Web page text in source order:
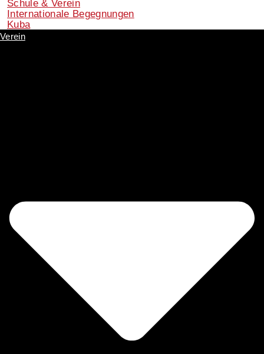
Schule & Verein
Internationale Begegnungen
Kuba
Verein